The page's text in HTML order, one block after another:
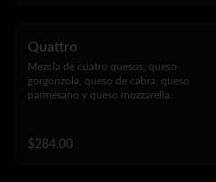
Quattro
Mezcla de cuatro quesos; queso
gorgonzola, queso de cabra, queso
parmesano y queso mozzarella.
$284.00